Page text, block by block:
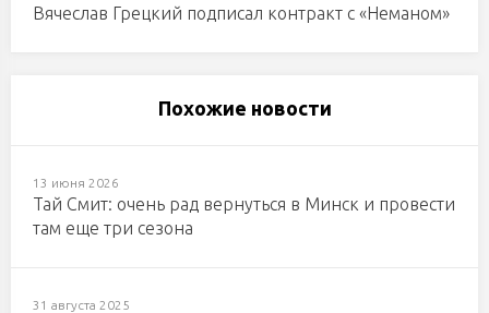
Вячеслав Грецкий подписал контракт с «Неманом»
Похожие новости
13 июня 2026
Тай Смит: очень рад вернуться в Минск и провести
там еще три сезона
31 августа 2025